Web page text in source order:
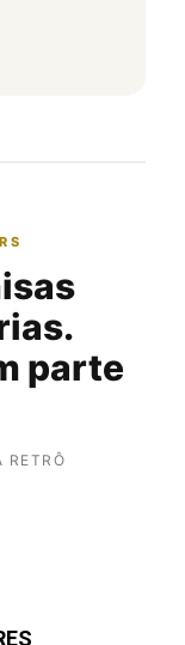
parte
RETRÔ